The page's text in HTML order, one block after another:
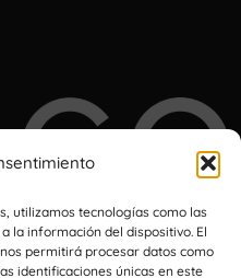
utilizamos tecnologías como las
la información del dispositivo. El
permitirá procesar datos como
identificaciones únicas en este